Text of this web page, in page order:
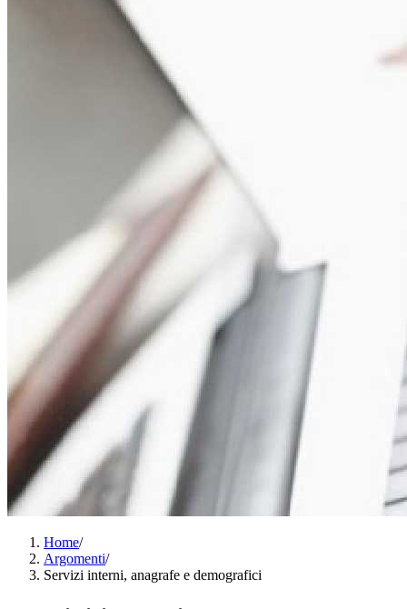
Home/
Argomenti/
Servizi interni, anagrafe e demografici